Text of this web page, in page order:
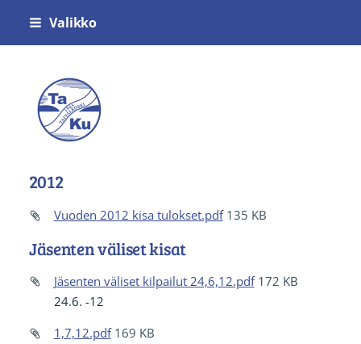
Siirry
Valikko
Voimistelu- ja Urheiluseura Taivalkosken
2012
Vuoden 2012 kisa tulokset.pdf 135 KB
Jäsenten väliset kisat
Jäsenten väliset kilpailut 24,6,12.pdf 172 KB
24.6. -12
1,7,12.pdf 169 KB